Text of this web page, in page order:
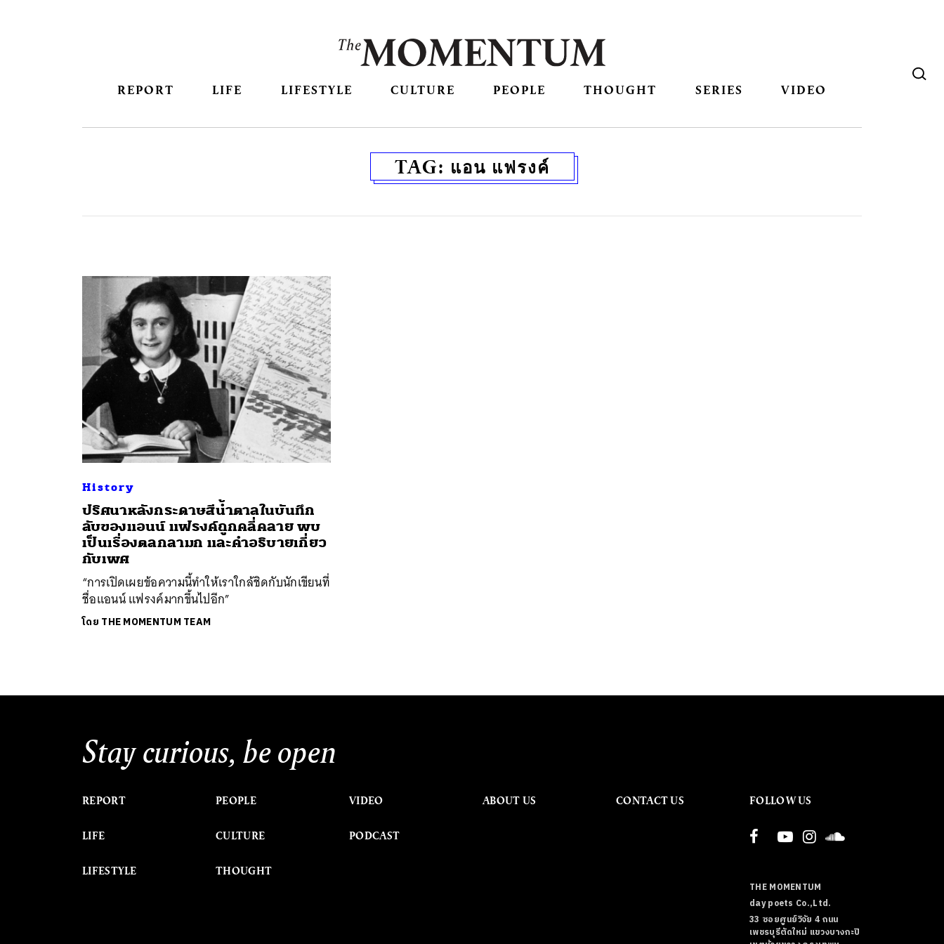
REPORT LIFE LIFESTYLE CULTURE PEOPLE THOUGHT SERIES VIDEO
TAG: แอน แฟรงค์
History
ปริศนาหลังกระดาษสีน้ำตาลในบันทึก
ลับของแอนน์ แฟรงค์ถูกคลี่คลาย พบ
เป็นเรื่องตลกลามก และคำอธิบายเกี่ยว
กับเพศ
“การเปิดเผยข้อความนี้ทำให้เราใกล้ชิดกับนักเขียนที่
ชื่อแอนน์ แฟรงค์มากขึ้นไปอีก”
โดย THE MOMENTUM TEAM
Stay curious, be open
REPORT
LIFE
LIFESTYLE
PEOPLE
CULTURE
THOUGHT
VIDEO
PODCAST
ABOUT US CONTACT US FOLLOW US
THE MOMENTUM
day poets Co.,Ltd.
33 ซอยศูนย์วิจัย 4 ถนน
เพชรบุรีตัดใหม่ แขวงบางกะปิ